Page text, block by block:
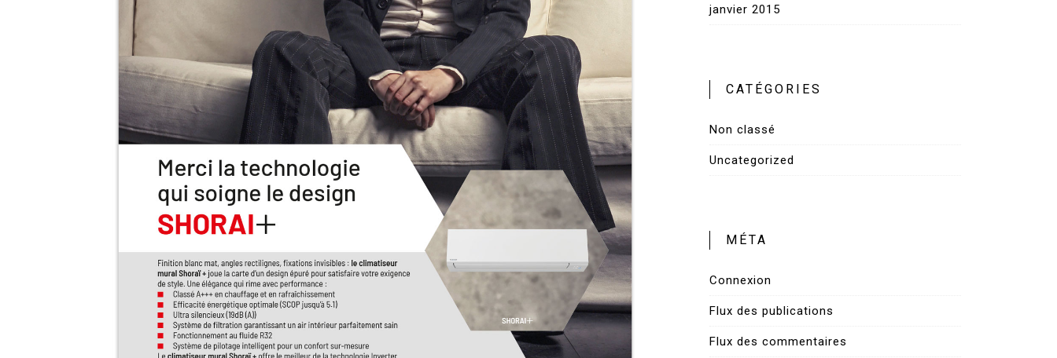
janvier 2015
CATÉGORIES
Non classé
Uncategorized
MÉTA
Connexion
Flux des publications
Flux des commentaires